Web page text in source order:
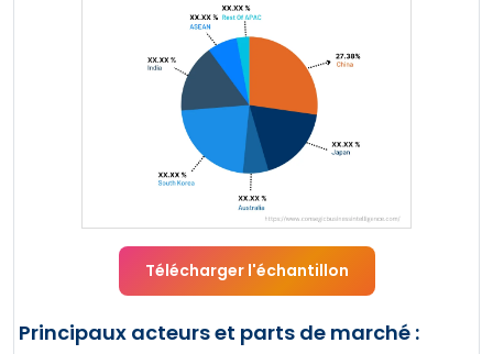
Télécharger l'échantillon
Principaux acteurs et parts de marché :